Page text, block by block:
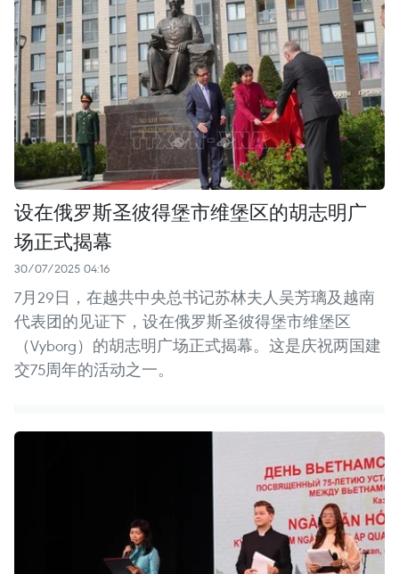
设在俄罗斯圣彼得堡市维堡区的胡志明广
场正式揭幕
30/07/2025 04:16
7月29日，在越共中央总书记苏林夫人吴芳璃及越南
代表团的见证下，设在俄罗斯圣彼得堡市维堡区
（Vyborg）的胡志明广场正式揭幕。这是庆祝两国建
交75周年的活动之一。